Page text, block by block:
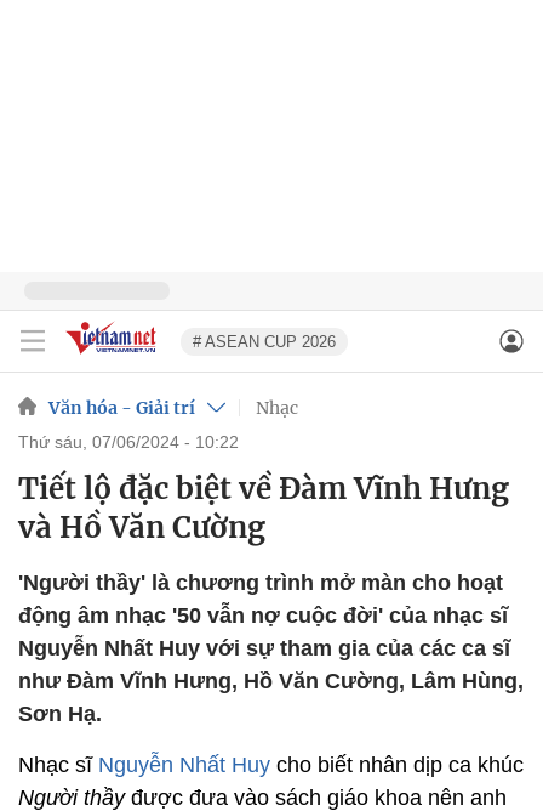
# ASEAN CUP 2026
Văn hóa - Giải trí Nhạc
thứ sáu, 07/06/2024 - 10:22
Tiết lộ đặc biệt về Đàm Vĩnh Hưng
và Hồ Văn Cường
'Người thầy' là chương trình mở màn cho hoạt
động âm nhạc '50 vẫn nợ cuộc đời' của nhạc sĩ
Nguyễn Nhất Huy với sự tham gia của các ca sĩ
như Đàm Vĩnh Hưng, Hồ Văn Cường, Lâm Hùng,
Sơn Hạ.
Nhạc sĩ Nguyễn Nhất Huy cho biết nhân dịp ca khúc
Người thầyđược đưa vào sách giáo khoa nên anh